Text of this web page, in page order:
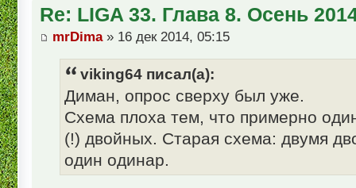
Re: LIGA 33. Глава 8. Осень
mrDima» 16 дек 2014, 05:15
viking64 писал(а):
Диман, опрос сверху был уже.
Схема плоха тем, что примерно
(!) двойных. Старая схема: двумя
один одинар.